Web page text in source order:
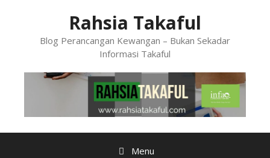
Rahsia Takaful
Blog Perancangan Kewangan – Bukan Sekadar
Informasi Takaful
Menu